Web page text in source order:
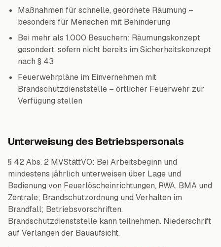
Maßnahmen für schnelle, geordnete Räumung –
besonders für Menschen mit Behinderung
Bei mehr als 1.000 Besuchern: Räumungskonzept
gesondert, sofern nicht bereits im Sicherheitskonzept
nach § 43
Feuerwehrpläne im Einvernehmen mit
Brandschutzdienststelle – örtlicher Feuerwehr zur
Verfügung stellen
Unterweisung des Betriebspersonals
§ 42 Abs. 2 MVStättVO: Bei Arbeitsbeginn und
mindestens jährlich unterweisen über Lage und
Bedienung von Feuerlöscheinrichtungen, RWA, BMA und
Zentrale; Brandschutzordnung und Verhalten im
Brandfall; Betriebsvorschriften.
Brandschutzdienststelle kann teilnehmen. Niederschrift
auf Verlangen der Bauaufsicht.